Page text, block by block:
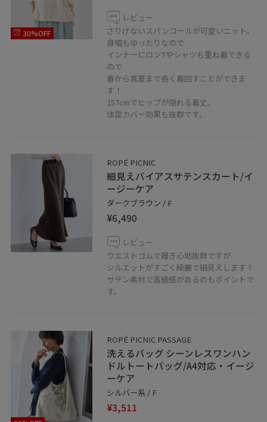
30%OFF
レビュー
さりげないスパンコールが可愛いニット。
身幅もゆったりなので
インナーにロンTやシャツも重ね着できる
ので
春から真夏まで長く着回すことができま
す！
157cmでヒップが隠れる着丈。
体型カバー効果も抜群です。
ROPÉ PICNIC
細見えバイアスサテンスカート/イ
ージーケア
ダークブラウン / F
¥6,490
レビュー
ウエストゴムで履き心地抜群ですが
シルエットがすごく綺麗で細見えします！
サテン素材で高級感があるのもポイントで
す。
ROPÉ PICNIC PASSAGE
洗えるバッグ シーンレスワンハン
ドルトートバッグ/A4対応・イージ
ーケア
シルバー系 / F
¥3,511